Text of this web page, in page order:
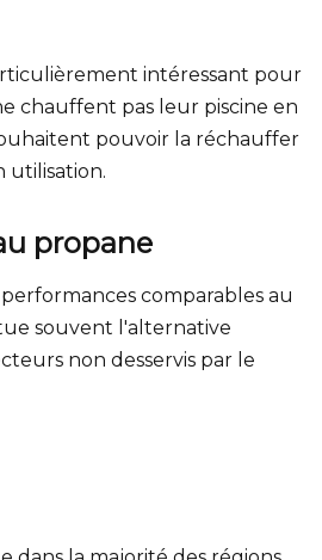
intéressant pour
chauffent pas leur piscine en
pouvoir la réchauffer
utilisation.
propane
comparables au
souvent l'alternative
non desservis par le